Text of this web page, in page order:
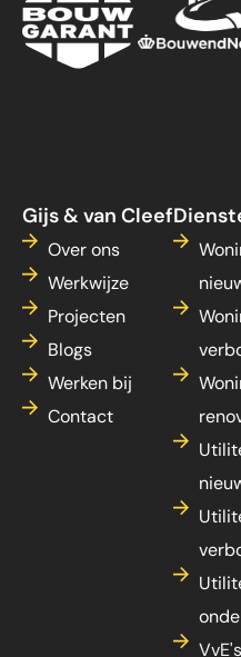
Gijs & van Cleef
Over ons
Werkwijze
Projecten
Blogs
Werken bij
Contact